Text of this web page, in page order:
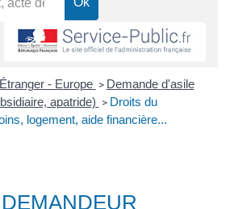
Étranger - Europe > Demande d'asile
apatride) > Droits du
logement, aide financière...